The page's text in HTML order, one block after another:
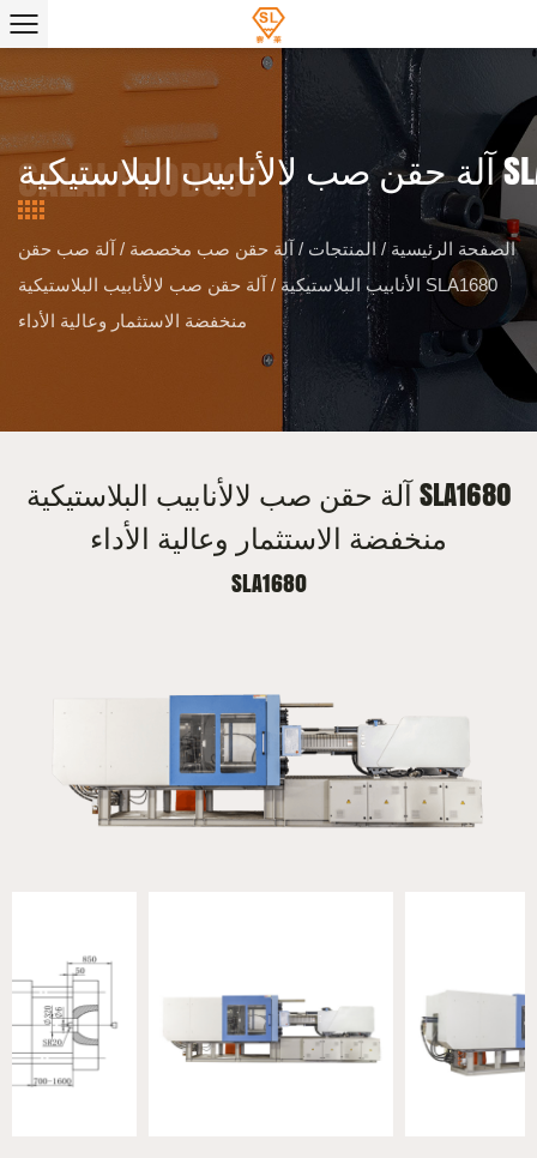
الصفحة الرئيسية / المنتجات / آلة حقن صب مخصصة / آلة صب حقن
الأنابيب البلاستيكية / آلة حقن صب لالأنابيب البلاستيكية SLA1680
منخفضة الاستثمار وعالية الأداء
آلة حقن صب لالأنابيب البلاستيكية SLA1680
منخفضة الاستثمار وعالية الأداء
SLA1680